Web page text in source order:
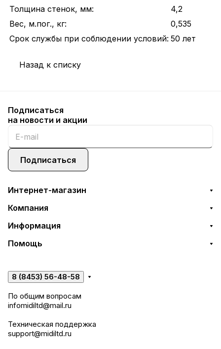
Толщина стенок, мм:
4,2
Вес, м.пог., кг:
0,535
Срок службы при соблюдении условий: 50 лет
Назад к списку
Подписаться
на новости и акции
Подписаться
Интернет-магазин
Компания
Информация
Помощь
8 (8453) 56-48-58
По общим вопросам
infomidiltd@mail.ru
Техническая поддержка
support@midiltd.ru